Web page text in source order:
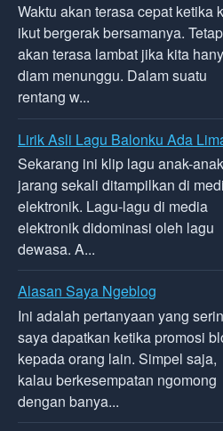
Waktu akan terasa cepat ketika
ikut bergerak bersamanya.
akan terasa lambat jika kita
diam menunggu. Dalam suatu
rentang w...
Lirik Asli Lagu Balonku Ada
Sekarang ini klip lagu anak-anak
jarang sekali ditampilkan di
elektronik. Lagu-lagu di media
elektronik didominasi oleh lagu
dewasa. A...
Alasan Saya Ngeblog
Ini adalah pertanyaan yang
saya dapatkan ketika promosi
kepada orang lain. Simpel saja,
kalau berkesempatan ngomong
dengan banya...